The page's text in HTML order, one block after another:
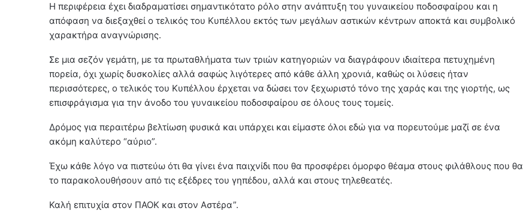
Η περιφέρεια έχει διαδραματίσει σημαντικότατο ρόλο στην ανάπτυξη του γυναικείου ποδοσφαίρου και η
απόφαση να διεξαχθεί ο τελικός του Κυπέλλου εκτός των μεγάλων αστικών κέντρων αποκτά και συμβολικό
χαρακτήρα αναγνώρισης.
Σε μια σεζόν γεμάτη, με τα πρωταθλήματα των τριών κατηγοριών να διαγράφουν ιδιαίτερα πετυχημένη
πορεία, όχι χωρίς δυσκολίες αλλά σαφώς λιγότερες από κάθε άλλη χρονιά, καθώς οι λύσεις ήταν
περισσότερες, ο τελικός του Κυπέλλου έρχεται να δώσει τον ξεχωριστό τόνο της χαράς και της γιορτής, ως
επισφράγισμα για την άνοδο του γυναικείου ποδοσφαίρου σε όλους τους τομείς.
Δρόμος για περαιτέρω βελτίωση φυσικά και υπάρχει και είμαστε όλοι εδώ για να πορευτούμε μαζί σε ένα
ακόμη καλύτερο “αύριο”.
Έχω κάθε λόγο να πιστεύω ότι θα γίνει ένα παιχνίδι που θα προσφέρει όμορφο θέαμα στους φιλάθλους που θα
το παρακολουθήσουν από τις εξέδρες του γηπέδου, αλλά και στους τηλεθεατές.
Καλή επιτυχία στον ΠΑΟΚ και στον Αστέρα”.